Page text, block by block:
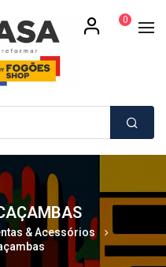
0
& Acessórios